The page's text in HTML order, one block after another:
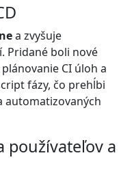
a zvyšuje
Pridané boli nové
CI úloh a
fázy, čo prehĺbi
automatizovaných
používateľov a